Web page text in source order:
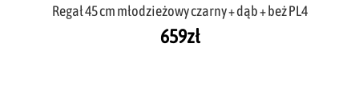
Regał 45 cm młodzieżowy czarny + dąb + beż PL4
659zł